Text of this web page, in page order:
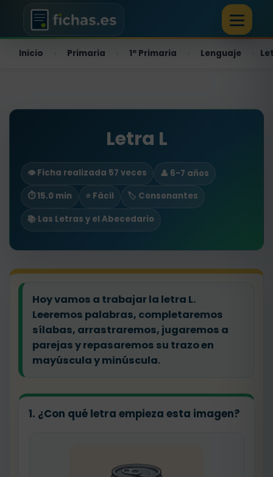
Inicio Primaria 1º Primaria Lenguaje
Letra L
👁️ Ficha realizada 57 veces
👤 6-7 años
⏱ 15.0 min
⭐ Fácil
🏷️ Consonantes
📚 Las Letras y el Abecedario
Hoy vamos a trabajar la letra L.
Leeremos palabras, completaremos
sílabas, arrastraremos, jugaremos a
parejas y repasaremos su trazo en
mayúscula y minúscula.
1. ¿Con qué letra empieza esta imagen?